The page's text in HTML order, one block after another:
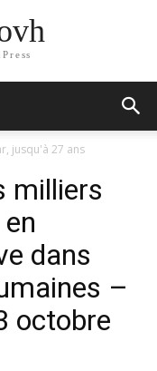
jusqu'à 27 ans
milliers
dans
–
octobre